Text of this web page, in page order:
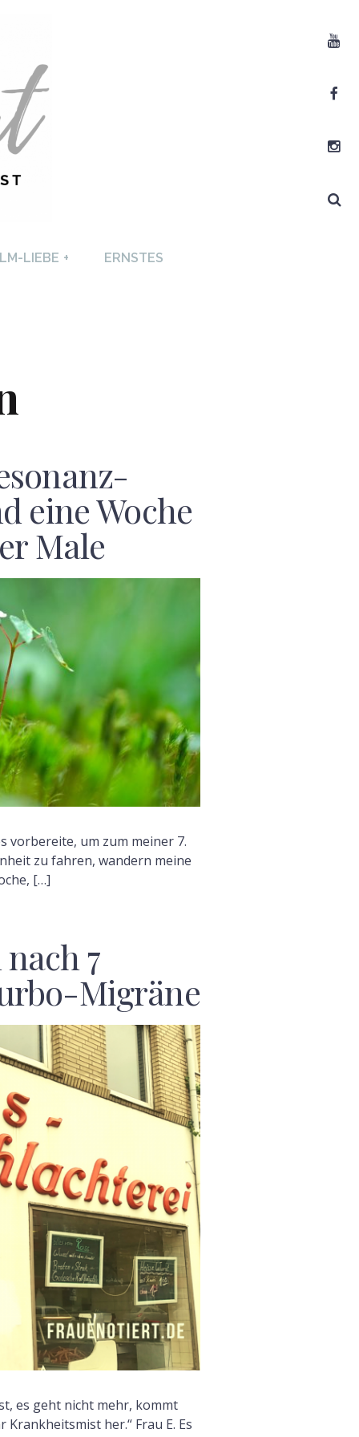
LIEBE + ERNSTES
eine Woche
Male
vorbereite, um zum meiner 7.
zu fahren, wandern meine
[…]
7
Migräne
es geht nicht mehr, kommt
her.“ Frau E. Es